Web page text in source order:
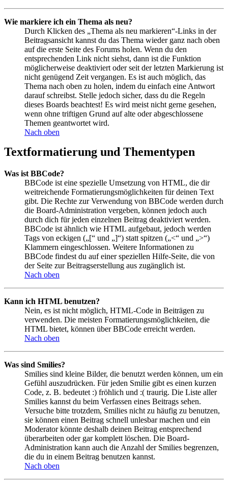
Wie markiere ich ein Thema als neu?
Durch Klicken des „Thema als neu markieren“-Links in der
Beitragsansicht kannst du das Thema wieder ganz nach oben
auf die erste Seite des Forums holen. Wenn du den
entsprechenden Link nicht siehst, dann ist die Funktion
möglicherweise deaktiviert oder seit der letzten Markierung ist
nicht genügend Zeit vergangen. Es ist auch möglich, das
Thema nach oben zu holen, indem du einfach eine Antwort
darauf schreibst. Stelle jedoch sicher, dass du die Regeln
dieses Boards beachtest! Es wird meist nicht gerne gesehen,
wenn ohne triftigen Grund auf alte oder abgeschlossene
Themen geantwortet wird.
Nach oben
Textformatierung und Thementypen
Was ist BBCode?
BBCode ist eine spezielle Umsetzung von HTML, die dir
weitreichende Formatierungsmöglichkeiten für deinen Text
gibt. Die Rechte zur Verwendung von BBCode werden durch
die Board-Administration vergeben, können jedoch auch
durch dich für jeden einzelnen Beitrag deaktiviert werden.
BBCode ist ähnlich wie HTML aufgebaut, jedoch werden
Tags von eckigen („[“ und „]“) statt spitzen („<“ und „>“)
Klammern eingeschlossen. Weitere Informationen zu
BBCode findest du auf einer speziellen Hilfe-Seite, die von
der Seite zur Beitragserstellung aus zugänglich ist.
Nach oben
Kann ich HTML benutzen?
Nein, es ist nicht möglich, HTML-Code in Beiträgen zu
verwenden. Die meisten Formatierungsmöglichkeiten, die
HTML bietet, können über BBCode erreicht werden.
Nach oben
Was sind Smilies?
Smilies sind kleine Bilder, die benutzt werden können, um ein
Gefühl auszudrücken. Für jeden Smilie gibt es einen kurzen
Code, z. B. bedeutet :) fröhlich und :( traurig. Die Liste aller
Smilies kannst du beim Verfassen eines Beitrags sehen.
Versuche bitte trotzdem, Smilies nicht zu häufig zu benutzen,
sie können einen Beitrag schnell unlesbar machen und ein
Moderator könnte deshalb deinen Beitrag entsprechend
überarbeiten oder gar komplett löschen. Die Board-
Administration kann auch die Anzahl der Smilies begrenzen,
die du in einem Beitrag benutzen kannst.
Nach oben